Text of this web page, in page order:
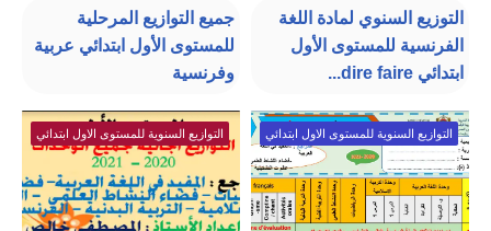
التوزيع السنوي لمادة اللغة
الفرنسية للمستوى الأول
ابتدائي dire faire...
جميع التوازيع المرحلية
للمستوى الأول ابتدائي عربية
وفرنسية
التوازيع السنوية للمستوى الاول ابتدائي التوازيع السنوية للمستوى الاول ابتدائي